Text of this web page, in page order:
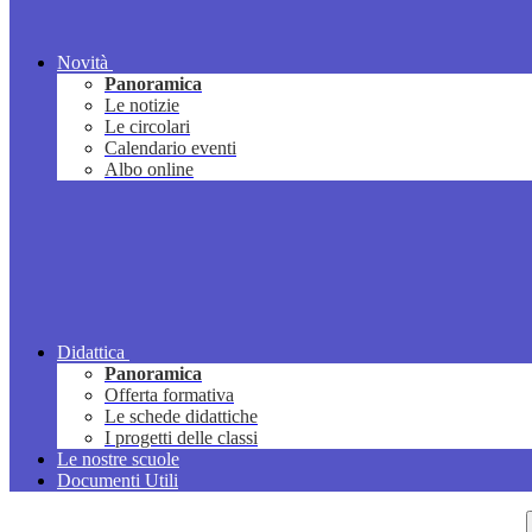
Novità
Panoramica
Le notizie
Le circolari
Calendario eventi
Albo online
Didattica
Panoramica
Offerta formativa
Le schede didattiche
I progetti delle classi
Le nostre scuole
Documenti Utili